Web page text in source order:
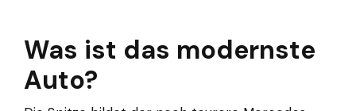
Was ist das modernste
Auto?